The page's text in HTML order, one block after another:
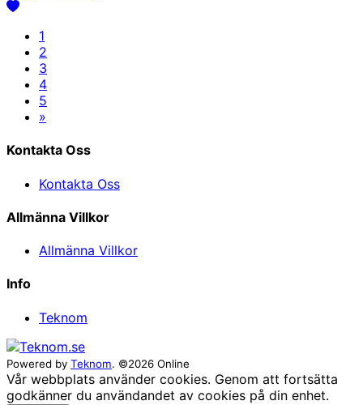
1
2
3
4
5
»
Kontakta Oss
Kontakta Oss
Allmänna Villkor
Allmänna Villkor
Info
Teknom
Powered by Teknom. ©2026 Online
Vår webbplats använder cookies. Genom att fortsätta
godkänner du användandet av cookies på din enhet.